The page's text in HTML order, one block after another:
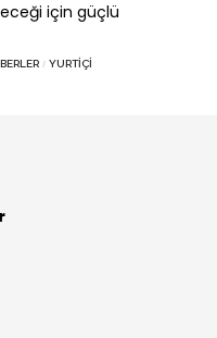
için güçlü
YURTIÇI